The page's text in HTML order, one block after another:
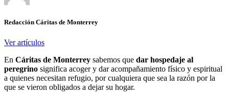
Redacción Cáritas de Monterrey
Ver artículos
En Cáritas de Monterrey sabemos que dar hospedaje al
peregrino significa acoger y dar acompañamiento físico y espiritual
a quienes necesitan refugio, por cualquiera que sea la razón por la
que se vieron obligados a dejar su hogar.